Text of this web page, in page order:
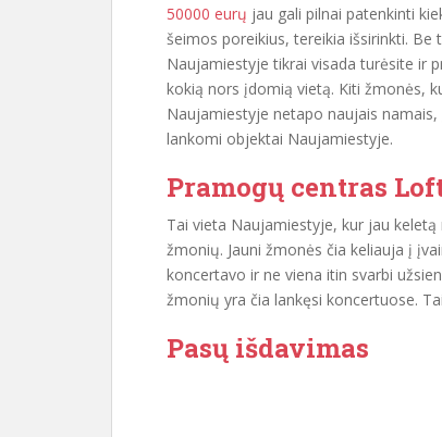
50000 eurų jau gali pilnai patenkinti
šeimos poreikius, tereikia išsirinkti. Be
Naujamiestyje tikrai visada turėsite ir
kokią nors įdomią vietą. Kiti žmonės,
Naujamiestyje netapo naujais
lankomi objektai Naujamiestyje.
Pramogų centras
Tai vieta Naujamiestyje, kur jau
žmonių. Jauni žmonės čia keliauja į
koncertavo ir ne viena itin svarbi
žmonių yra čia lankęsi koncertuose.
Pasų išdavimas